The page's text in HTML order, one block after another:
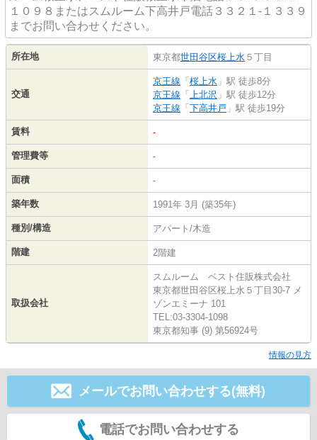
１０９８またはスムルーム下高井戸電話３３２１-１３３９
までお問い合わせください。
所在地 東京都世田谷区桜上水 ５丁目
交通
京王線 「 桜上水 」駅 徒歩8分
京王線 「 上北沢 」駅 徒歩12分
京王線 「 下高井戸 」駅 徒歩19分
賃料 -
管理費等 -
面積 -
築年数 1991年 3月 (築35年)
種別/構造 アパート/木造
階建 2階建
取扱会社
スムルーム ベスト住販株式会社
東京都世田谷区桜上水５丁目30-7 メ
ゾンエミーナ 101
TEL:03-3304-1098
東京都知事 (9) 第56924号
情報の見方
メールでお問い合わせする(無料)
電話でお問い合わせする